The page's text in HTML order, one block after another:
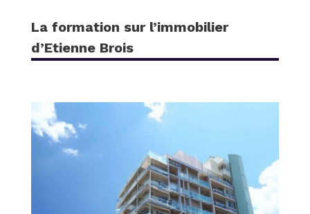
La formation sur l’immobilier
d’Etienne Brois